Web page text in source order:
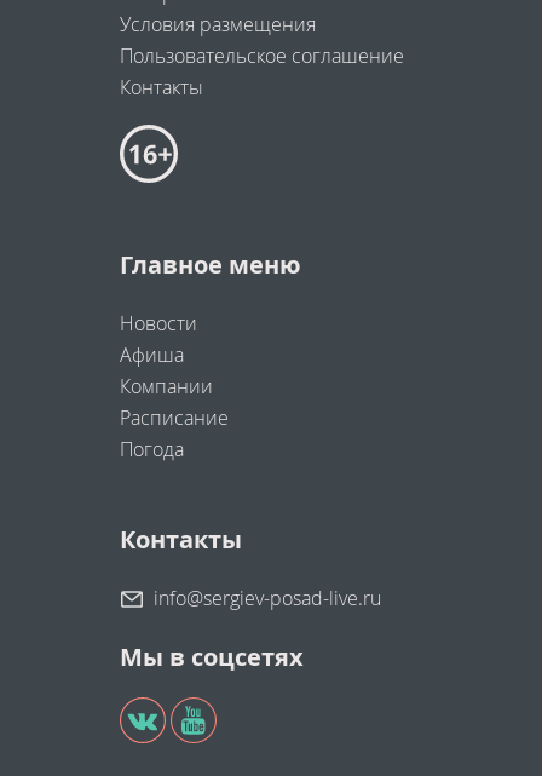
Условия размещения
Пользовательское соглашение
Контакты
Главное меню
Новости
Афиша
Компании
Расписание
Погода
Контакты
info@sergiev-posad-live.ru
Мы в соцсетях